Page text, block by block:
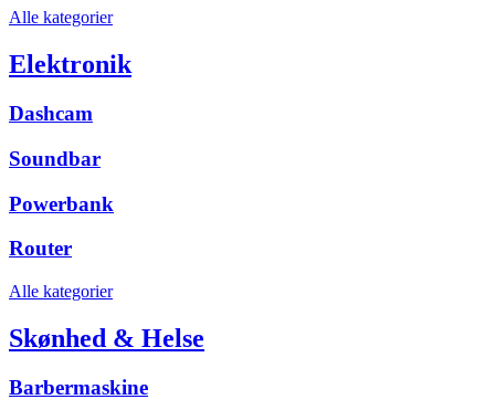
Alle kategorier
Elektronik
Dashcam
Soundbar
Powerbank
Router
Alle kategorier
Skønhed & Helse
Barbermaskine